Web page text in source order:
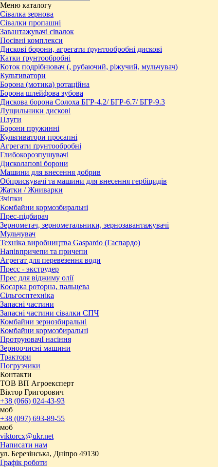
Меню каталогу
Сівалка зернова
Сівалки пропашні
Завантажувачі сівалок
Посівні комплекси
Дискові борони, агрегати ґрунтообробні дискові
Катки ґрунтообробні
Коток подрібнювач (, рубаючий, ріжучий, мульчувач)
Культиватори
Борона (мотика) ротаційна
Борона шлейфова зубова
Дискова борона Солоха БГР-4.2/ БГР-6.7/ БГР-9.3
Лущильники дискові
Плуги
Борони пружинні
Культиватори просапні
Агрегати ґрунтообробні
Глибокорозпушувачі
Дисколапові борони
Машини для внесення добрив
Обприскувачі та машини для внесення гербіцидів
Жатки / Жниварки
Зчіпки
Комбайни кормозбиральні
Прес-підбирач
Зернометач, зернометальники, зернозавантажувачі
Мульчувач
Техніка виробництва Gaspardo (Гаспардо)
Напівпричепи та причепи
Агрегат для перевезення води
Пресc - экструдер
Прес для віджиму олії
Косарка роторна, пальцева
Сільгосптехніка
Запасні частини
Запасні частини сівалки СПЧ
Комбайни зернозбиральні
Комбайни кормозбиральні
ПротруювачІ насіння
Зерноочисні машини
Трактори
Погрузчики
Контакти
ТОВ ВП Агроексперт
Віктор Григорович
+38 (066) 024-43-93
моб
+38 (097) 693-89-55
моб
viktorcx@ukr.net
Написати нам
ул. Березінська, Дніпро 49130
Графік роботи